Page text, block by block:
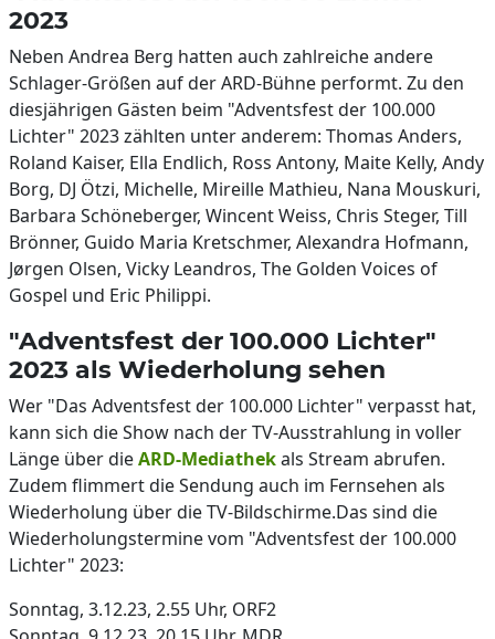
2023
Neben Andrea Berg hatten auch zahlreiche andere
Schlager-Größen auf der ARD-Bühne performt. Zu den
diesjährigen Gästen beim "Adventsfest der 100.000
Lichter" 2023 zählten unter anderem: Thomas Anders,
Roland Kaiser, Ella Endlich, Ross Antony, Maite Kelly, Andy
Borg, DJ Ötzi, Michelle, Mireille Mathieu, Nana Mouskuri,
Barbara Schöneberger, Wincent Weiss, Chris Steger, Till
Brönner, Guido Maria Kretschmer, Alexandra Hofmann,
Jørgen Olsen, Vicky Leandros, The Golden Voices of
Gospel und Eric Philippi.
"Adventsfest der 100.000 Lichter"
2023 als Wiederholung sehen
Wer "Das Adventsfest der 100.000 Lichter" verpasst hat,
kann sich die Show nach der TV-Ausstrahlung in voller
Länge über dieARD-Mediathekals Stream abrufen.
Zudem flimmert die Sendung auch im Fernsehen als
Wiederholung über die TV-Bildschirme.Das sind die
Wiederholungstermine vom "Adventsfest der 100.000
Lichter" 2023:
Sonntag, 3.12.23, 2.55 Uhr, ORF2